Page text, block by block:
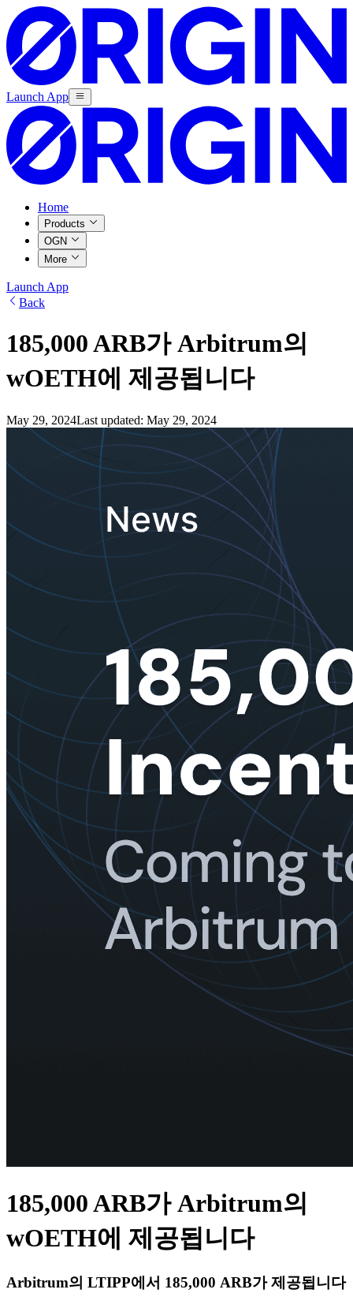
Launch App
Home
Products
OGN
More
Launch App
Back
185,000 ARB가 Arbitrum의
wOETH에 제공됩니다
May 29, 2024Last updated: May 29, 2024
185,000 ARB가 Arbitrum의
wOETH에 제공됩니다
Arbitrum의 LTIPP에서 185,000 ARB가 제공됩니다